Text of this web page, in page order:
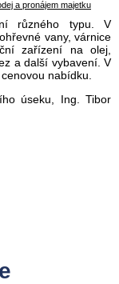
a pronájem majetku
různého typu. V
vany, várnice
zařízení na olej,
a další vybavení. V
nabídku.
úseku, Ing. Tibor